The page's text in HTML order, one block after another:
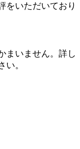
をいただいており
まいません。詳し
い。